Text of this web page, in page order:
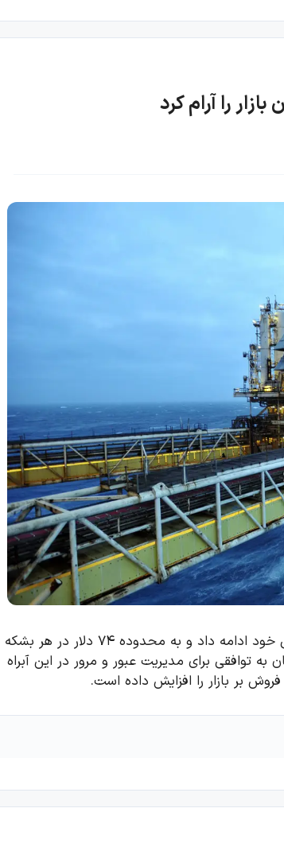
را آرام کرد
قیمت نفت خام آمریکا (WTI) در معاملات روز پنج‌شنبه به روند نزولی خود ادامه داد و به محدوده ۷۴ دلار در هر بشکه
توافقی برای مدیریت عبور و مرور در این آبراه
بر بازار را افزایش داده است.